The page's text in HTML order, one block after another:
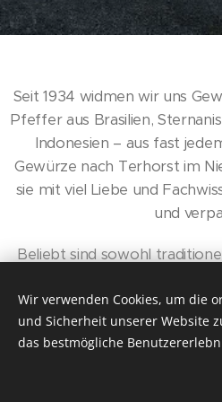
Seit 1934 widmen wir uns
Pfeffer aus Brasilien,
Indonesien – aus fast
Gewürze nach Terhorst im
sie mit viel Liebe und
und
Beliebt sind sowohl
Zusatzstoffe. Internationale
stetig unser
Wir verwenden Cookies, um die
und Sicherheit unserer Website
das bestmögliche